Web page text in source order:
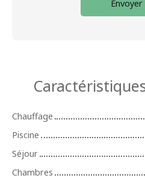
Chauffage
Piscine
Séjour
Chambres